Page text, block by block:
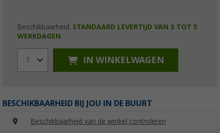
Beschikbaarheid: STANDAARD LEVERTIJD VAN 3 TOT 5
WERKDAGEN
1 IN WINKELWAGEN
BESCHIKBAARHEID BIJ JOU IN DE BUURT
Beschikbaarheid van de winkel controleren